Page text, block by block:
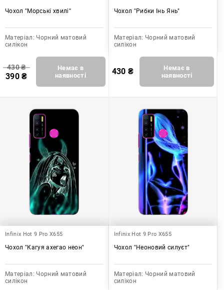
Чохол "Морські хвилі"
Матеріал: Чорний матовий
силікон
430₴
390₴
Немає в
наявності
Чохол "Рибки Інь Янь"
Матеріал: Чорний матовий
силікон
430 ₴
Немає в
наявності
Infinix Hot 9 Pro X655
Чохол "Кагуя ахегао неон"
Матеріал: Чорний матовий
силікон
Infinix Hot 9 Pro X655
Чохол "Неоновий силуєт"
Матеріал: Чорний матовий
силікон